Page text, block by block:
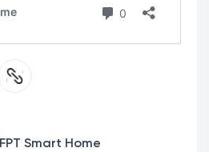
FPT Smart Home